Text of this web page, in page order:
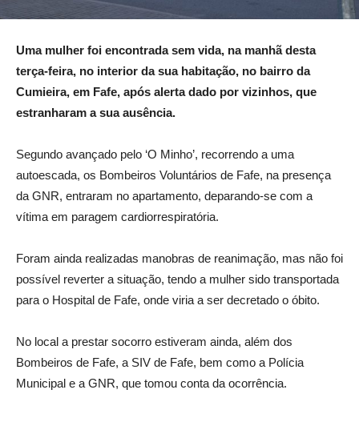
Uma mulher foi encontrada sem vida, na manhã desta
terça-feira, no interior da sua habitação, no bairro da
Cumieira, em Fafe, após alerta dado por vizinhos, que
estranharam a sua ausência.
Segundo avançado pelo ‘O Minho’, recorrendo a uma
autoescada, os Bombeiros Voluntários de Fafe, na presença
da GNR, entraram no apartamento, deparando-se com a
vítima em paragem cardiorrespiratória.
Foram ainda realizadas manobras de reanimação, mas não foi
possível reverter a situação, tendo a mulher sido transportada
para o Hospital de Fafe, onde viria a ser decretado o óbito.
No local a prestar socorro estiveram ainda, além dos
Bombeiros de Fafe, a SIV de Fafe, bem como a Polícia
Municipal e a GNR, que tomou conta da ocorrência.